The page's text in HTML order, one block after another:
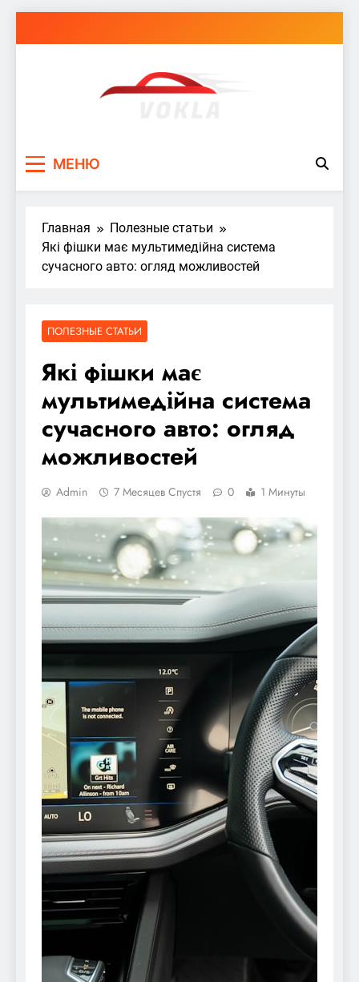
МЕНЮ
Главная
Полезные статьи
Які фішки має мультимедійна система
сучасного авто: огляд можливостей
ПОЛЕЗНЫЕ СТАТЬИ
Які фішки має
мультимедійна система
сучасного авто: огляд
можливостей
Admin 7 Месяцев Спустя 0 1 Минуты